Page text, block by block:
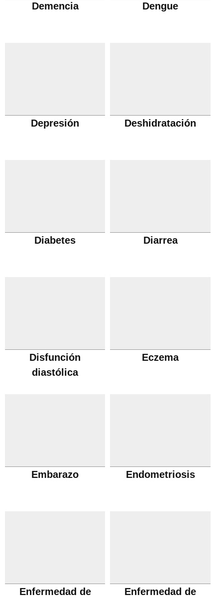
Demencia Dengue
Depresión Deshidratación
Diabetes Diarrea
Disfunción
diastólica
Eczema
Embarazo Endometriosis
Enfermedad de Enfermedad de